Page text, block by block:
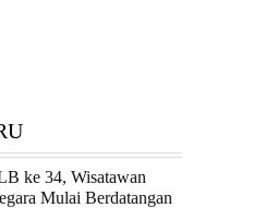
ke 34, Wisatawan
Mulai Berdatangan